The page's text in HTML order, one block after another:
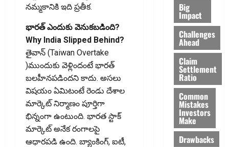
నమ్మకానికి ఇది ప్రతీక.
భారత్‌ ఎందుకు వెనుకబడింది?
Why India Slipped Behind?
తైవాన్‌ (Taiwan Overtake
)ముందుకు వెళ్లిందంటే భారత్‌
బలహీనపడిందని కాదు. అసలు
విషయం ఏమిటంటే రెండు దేశాల
మార్కెట్ నిర్మాణం పూర్తిగా
భిన్నంగా ఉంటుంది. భారత స్టాక్
మార్కెట్‌ అనేక రంగాలపై
ఆధారపడి ఉంది. బ్యాంకింగ్‌, ఐటీ,
Big
Impact
Challenges
Ahead
Claim
Settlement
Ratio
Common
Mistakes
Investors
Make
Drawbacks